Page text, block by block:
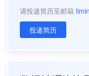
请投递简历至邮箱
投递简历